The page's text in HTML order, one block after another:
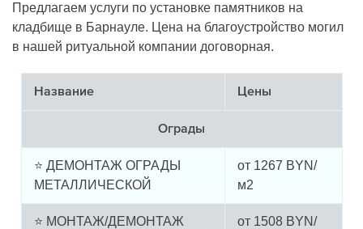
Предлагаем услуги по установке памятников на
кладбище в Барнауле. Цена на благоустройство могил
в нашей ритуальной компании договорная.
Название Цены
Ограды
⭐ ДЕМОНТАЖ ОГРАДЫ
МЕТАЛЛИЧЕСКОЙ
от 1267 BYN/
м2
⭐ МОНТАЖ/ДЕМОНТАЖ
от 1508 BYN/